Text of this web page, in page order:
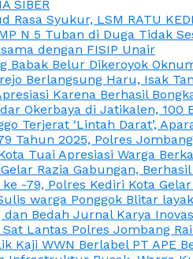
SIBER
Rasa Syukur, LSM RATU
N 5 Tuban di Duga Tidak
dengan FISIP Unair
Babak Belur Dikeroyok
Berlangsung Haru, Isak
Karena Berhasil
Okerbaya di Jatikalen, 100
Terjerat ‘Lintah Darat’,
Tahun 2025, Polres
Tuai Apresiasi Warga
Razia Gabungan,
-79, Polres Kediri Kota
warga Ponggok Blitar
Bedah Jurnal Karya
Lantas Polres Jombang
Kaji WWN Berlabel PT APE